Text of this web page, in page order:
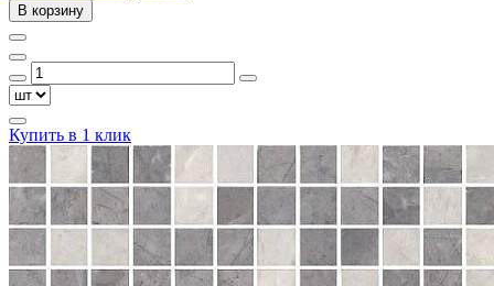
В корзину
Купить в 1 клик